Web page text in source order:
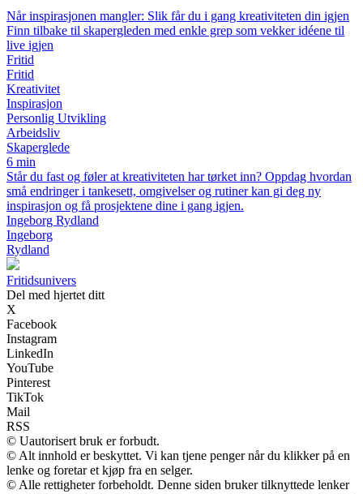
Når inspirasjonen mangler: Slik får du i gang kreativiteten din igjen
Finn tilbake til skapergleden med enkle grep som vekker idéene til
live igjen
Fritid
Fritid
Kreativitet
Inspirasjon
Personlig Utvikling
Arbeidsliv
Skaperglede
6 min
Står du fast og føler at kreativiteten har tørket inn? Oppdag hvordan
små endringer i tankesett, omgivelser og rutiner kan gi deg ny
inspirasjon og få prosjektene dine i gang igjen.
Ingeborg Rydland
Ingeborg
Rydland
Fritidsunivers
Del med hjertet ditt
X
Facebook
Instagram
LinkedIn
YouTube
Pinterest
TikTok
Mail
RSS
© Uautorisert bruk er forbudt.
© Alt innhold er beskyttet. Vi kan tjene penger når du klikker på en
lenke og foretar et kjøp fra en selger.
© Alle rettigheter forbeholdt. Denne siden bruker tilknyttede lenker